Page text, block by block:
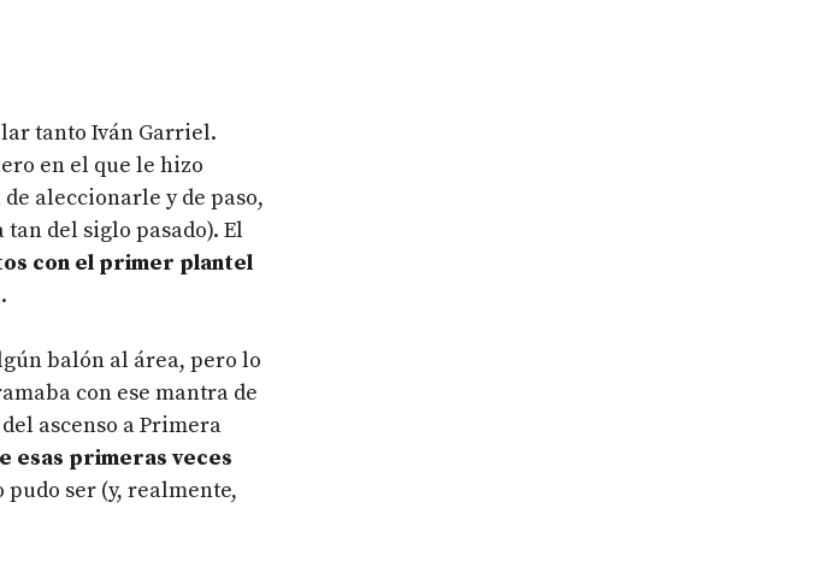
tanto Iván Garriel.
en el que le hizo
aleccionarle y de paso,
del siglo pasado). El
con el primer plantel
balón al área, pero lo
con ese mantra de
ascenso a Primera
esas primeras veces
ser (y, realmente,